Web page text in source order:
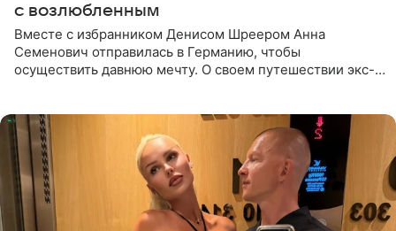
с возлюбленным
Вместе с избранником Денисом Шреером Анна
Семенович отправилась в Германию, чтобы
осуществить давнюю мечту. О своем путешествии экс-